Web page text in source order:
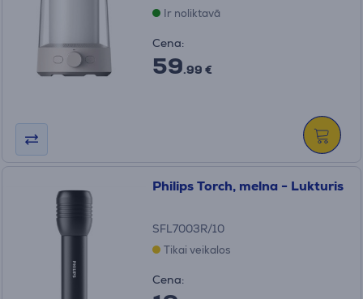
Ir noliktavā
Cena:
59.99 €
Philips Torch, melna - Lukturis
SFL7003R/10
Tikai veikalos
Cena: